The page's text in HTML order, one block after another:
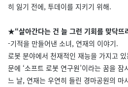
히 잃기 전에, 투데이를 지키기 위해.
★“살아간다는 건 늘 그런 기회를 맞닥뜨
-기적을 만들어낸 소녀, 연재의 이야기.
로봇 분야에서 천재적인 재능을 가지고
문에 ‘소프트 로봇 연구원’이라는 꿈을
느 날, 연재는 우연히 들린 경마공원의 마